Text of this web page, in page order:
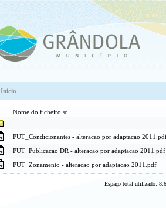
Inicio
Nome do ficheiro
PUT_Condicionantes - alteracao por adaptacao
PUT_Publicacao DR - alteracao por adaptacao 2011.pdf
PUT_Zonamento - alteracao por adaptacao 2011.pdf
Espaço total utilizado: